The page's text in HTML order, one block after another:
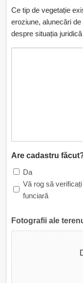
Ce tip de vegetație
eroziune, alunecări
despre situația
Are cadastru
Da
Vă rog să
funciară
Fotografii ale